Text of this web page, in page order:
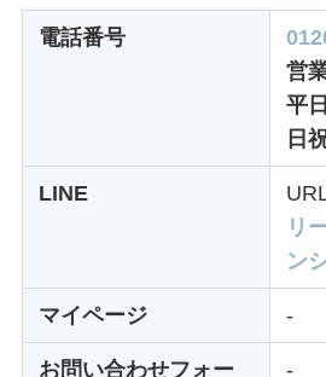
な
電
る
ニ
め
い
解
ニ
す
電話番号
営
平
日
LINE
リ
ン
マイページ -
お問い合わせフォー
-